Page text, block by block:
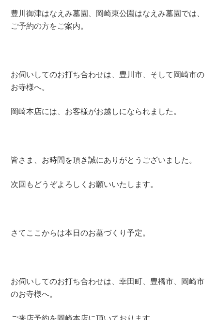
豊川御津はなえみ墓園、岡崎東公園はなえみ墓園では、
ご予約の方をご案内。
お伺いしてのお打ち合わせは、豊川市、そして岡崎市の
お寺様へ。
岡崎本店には、お客様がお越しになられました。
皆さま、お時間を頂き誠にありがとうございました。
次回もどうぞよろしくお願いいたします。
さてここからは本日のお墓づくり予定。
お伺いしてのお打ち合わせは、幸田町、豊橋市、岡崎市
のお寺様へ。
ご来店予約を岡崎本店に頂いております。